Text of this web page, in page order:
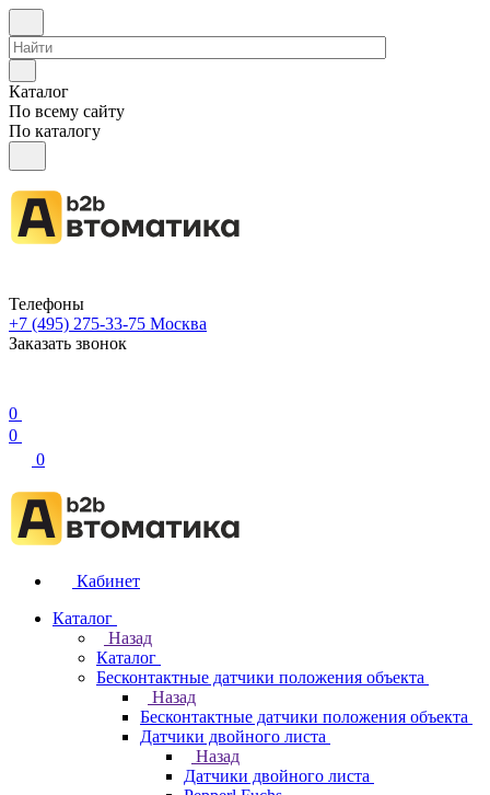
Каталог
По всему сайту
По каталогу
Телефоны
+7 (495) 275-33-75 Москва
Заказать звонок
0
0
0
Кабинет
Каталог
Назад
Каталог
Бесконтактные датчики положения объекта
Назад
Бесконтактные датчики положения объекта
Датчики двойного листа
Назад
Датчики двойного листа